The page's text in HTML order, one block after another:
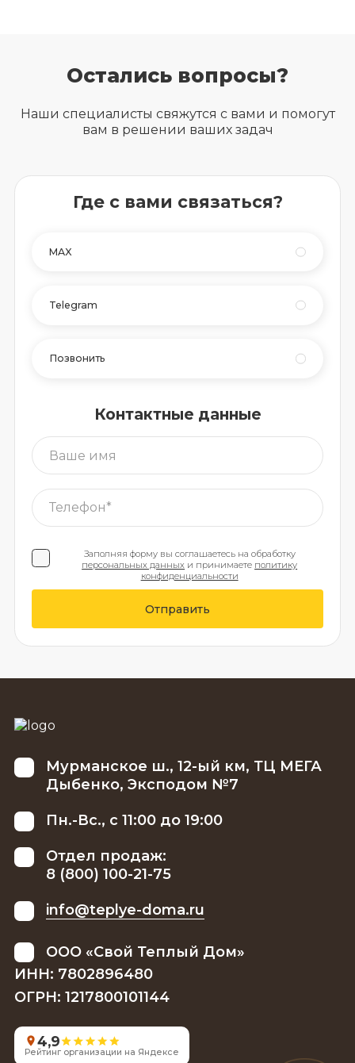
Остались вопросы?
Наши специалисты свяжутся с вами и помогут
вам в решении ваших задач
Где с вами связаться?
MAX
Telegram
Позвонить
Контактные данные
Заполняя форму вы соглашаетесь на обработку
персональных данных и принимаете политику
конфиденциальности
Отправить
Мурманское ш., 12-ый км, ТЦ МЕГА
Дыбенко, Эксподом №7
Пн.-Вс., с 11:00 до 19:00
Отдел продаж:
8 (800) 100-21-75
info@teplye-doma.ru
ООО «Свой Теплый Дом»
ИНН: 7802896480
ОГРН: 1217800101144
4,9
Рейтинг организации на Яндексе